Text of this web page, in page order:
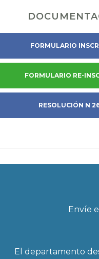
FORMULARIO
FORMULARIO RE-
RESOLUCIÓN N
Envíe
El departamento